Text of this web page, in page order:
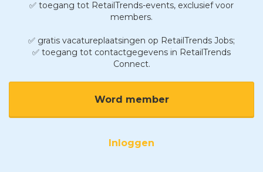
✅ toegang tot RetailTrends-events, exclusief voor
members.
✅ gratis vacatureplaatsingen op RetailTrends Jobs;
✅ toegang tot contactgegevens in RetailTrends
Connect.
Word member
Inloggen